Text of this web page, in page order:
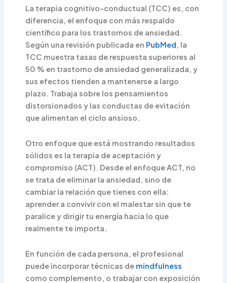
La terapia cognitivo-conductual (TCC) es, con
diferencia, el enfoque con más respaldo
científico para los trastornos de ansiedad.
Según una revisión publicada en PubMed, la
TCC muestra tasas de respuesta superiores al
50 % en trastorno de ansiedad generalizada, y
sus efectos tienden a mantenerse a largo
plazo. Trabaja sobre los pensamientos
distorsionados y las conductas de evitación
que alimentan el ciclo ansioso.
Otro enfoque que está mostrando resultados
sólidos es la terapia de aceptación y
compromiso (ACT). Desde el enfoque ACT, no
se trata de eliminar la ansiedad, sino de
cambiar la relación que tienes con ella:
aprender a convivir con el malestar sin que te
paralice y dirigir tu energía hacia lo que
realmente te importa.
En función de cada persona, el profesional
puede incorporar técnicas de mindfulness
como complemento, o trabajar con exposición